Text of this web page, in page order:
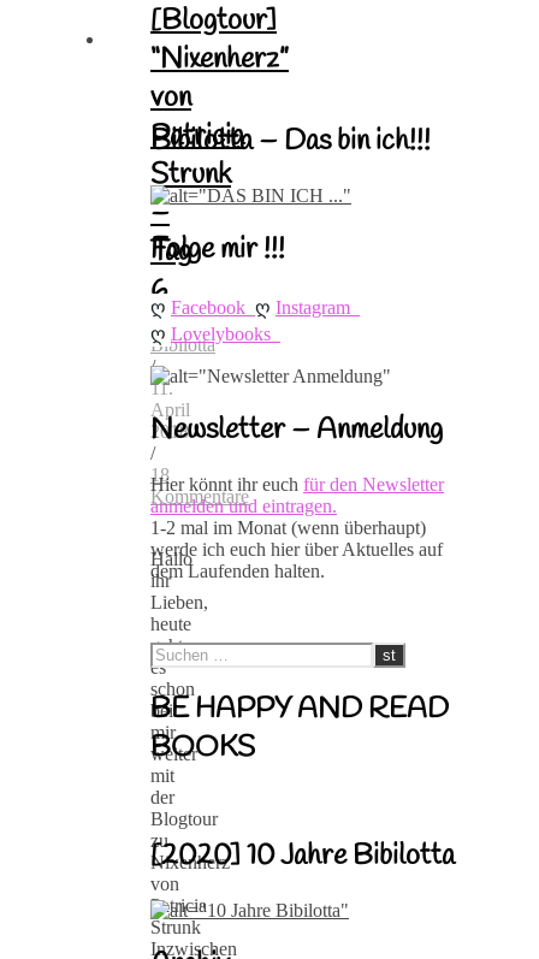
[Blogtour]
“Nixenherz”
von
Patricia
Strunk
–
Tag
6
Bibilotta
/
11.
April
2018
/
18
Kommentare
Hallo
ihr
Lieben,
heute
geht
es
schon
bei
mir
weiter
mit
der
Blogtour
zu
Nixenherz
von
Patricia
Strunk
Inzwischen
Bibilotta – Das bin ich!!!
Folge mir !!!
ღ Facebook ღ Instagram
ღ Lovelybooks
Newsletter – Anmeldung
Hier könnt ihr euch für den Newsletter
anmelden und eintragen.
1-2 mal im Monat (wenn überhaupt)
werde ich euch hier über Aktuelles auf
dem Laufenden halten.
BE HAPPY AND READ
BOOKS
[2020] 10 Jahre Bibilotta